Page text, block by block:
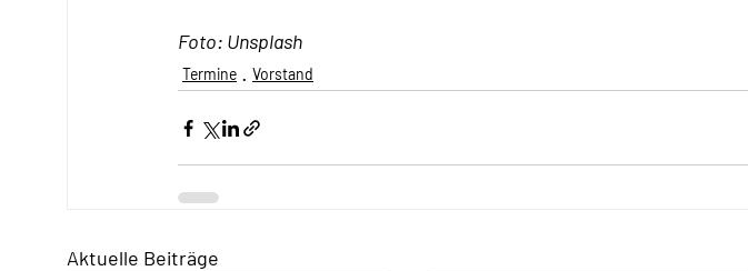
Foto: Unsplash
Termine Vorstand
Aktuelle Beiträge